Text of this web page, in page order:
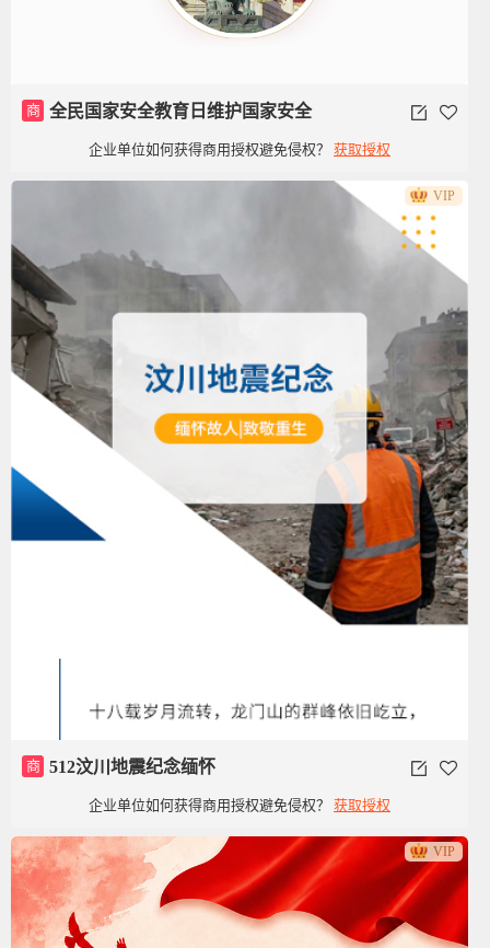
商 全民国家安全教育日维护国家安全
企业单位如何获得商用授权避免侵权？ 获取授权
VIP
商 512汶川地震纪念缅怀
企业单位如何获得商用授权避免侵权？ 获取授权
VIP